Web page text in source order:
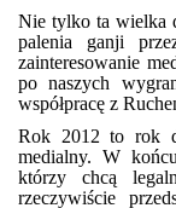
Nie tylko ta wielka
palenia ganji
zainteresowanie
po naszych
współpracę z
Rok 2012 to rok
medialny. W
którzy chcą
rzeczywiście